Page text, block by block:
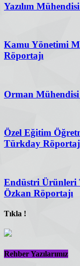
Yazılım
Kamu Yönetimi
Röportajı
Orman
Özel Eğitim
Türkday
Endüstri Ürünleri
Özkan Röportajı
Tıkla !
Rehber Yazılarımız